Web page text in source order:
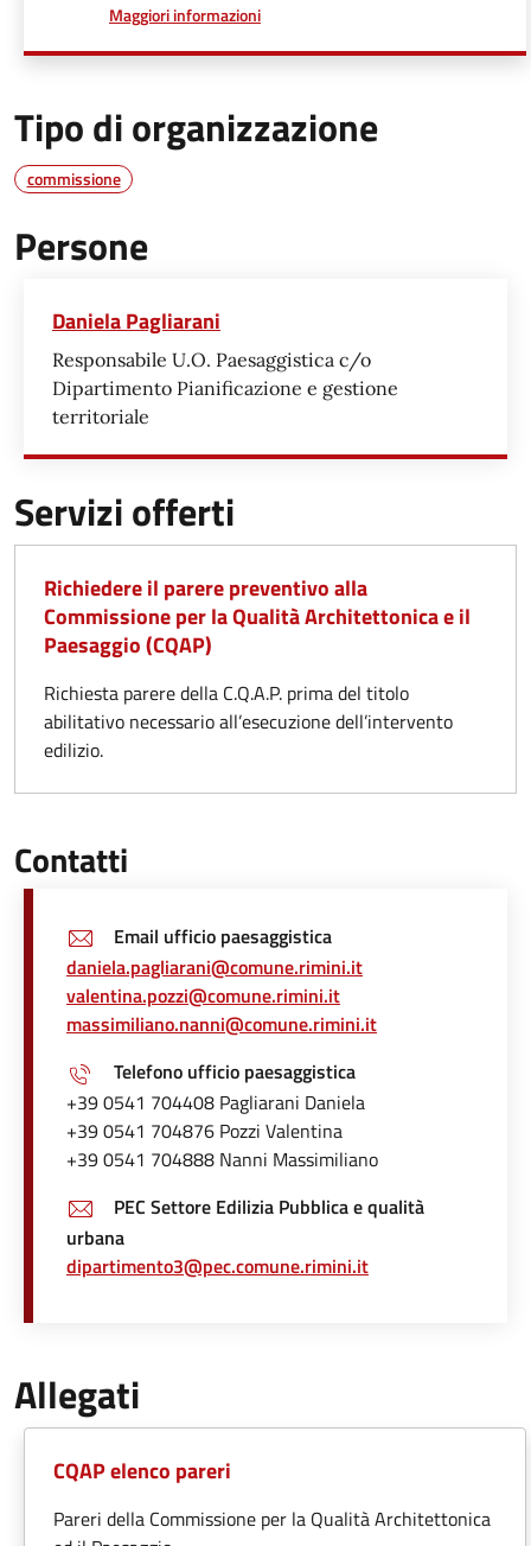
Maggiori informazionia proposito di
Tipo di organizzazione
commissione
Persone
Daniela Pagliarani
Responsabile U.O. Paesaggistica c/o
Dipartimento Pianificazione e gestione
territoriale
Servizi offerti
Richiedere il parere preventivo alla
Commissione per la Qualità Architettonica e il
Paesaggio (CQAP)
Richiesta parere della C.Q.A.P. prima del titolo
abilitativo necessario all’esecuzione dell’intervento
edilizio.
Contatti
Email ufficio paesaggistica
daniela.pagliarani@comune.rimini.it
valentina.pozzi@comune.rimini.it
massimiliano.nanni@comune.rimini.it
Telefono ufficio paesaggistica
+39 0541 704408 Pagliarani Daniela
+39 0541 704876 Pozzi Valentina
+39 0541 704888 Nanni Massimiliano
PEC Settore Edilizia Pubblica e qualità
urbana
dipartimento3@pec.comune.rimini.it
Allegati
CQAP elenco pareri
Pareri della Commissione per la Qualità Architettonica